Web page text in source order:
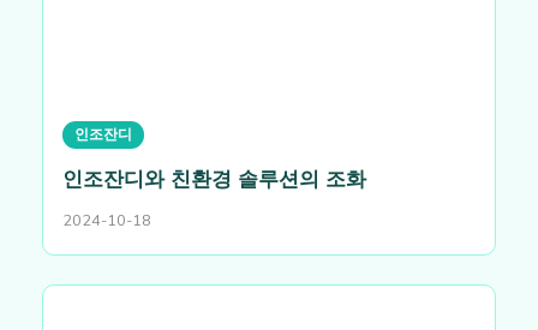
인조잔디
인조잔디와 친환경 솔루션의 조화
2024-10-18